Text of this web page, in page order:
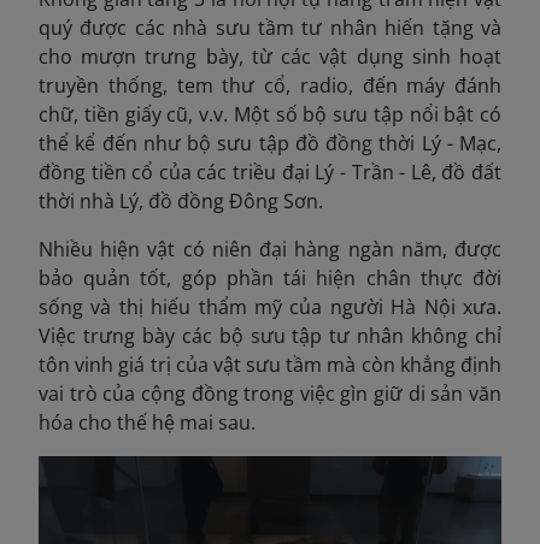
quý được các nhà sưu tầm tư nhân hiến tặng và
cho mượn trưng bày, từ các vật dụng sinh hoạt
truyền thống, tem thư cổ, radio, đến máy đánh
chữ, tiền giấy cũ, v.v. Một số bộ sưu tập nổi bật có
thể kể đến như bộ sưu tập đồ đồng thời Lý - Mạc,
đồng tiền cổ của các triều đại Lý - Trần - Lê, đồ đất
thời nhà Lý, đồ đồng Đông Sơn.
Nhiều hiện vật có niên đại hàng ngàn năm, được
bảo quản tốt, góp phần tái hiện chân thực đời
sống và thị hiếu thẩm mỹ của người Hà Nội xưa.
Việc trưng bày các bộ sưu tập tư nhân không chỉ
tôn vinh giá trị của vật sưu tầm mà còn khẳng định
vai trò của cộng đồng trong việc gìn giữ di sản văn
hóa cho thế hệ mai sau.